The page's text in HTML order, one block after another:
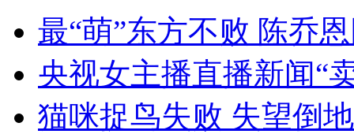
外交部：反对强权政治霸凌主义
最“萌”东方不败 陈乔
央视女主播直播新闻“
猫咪捉鸟失败 失望倒